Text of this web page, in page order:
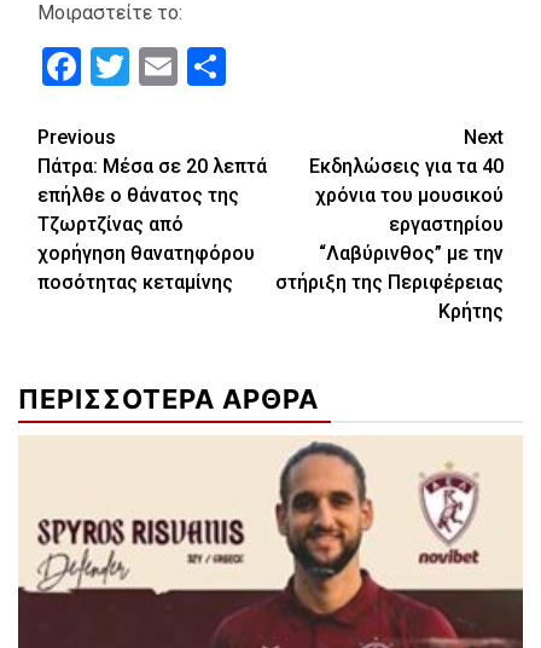
Μοιραστείτε το:
Facebook
Twitter
Email
Continue
Reading
Previous
Πάτρα: Μέσα σε 20 λεπτά
επήλθε ο θάνατος της
Τζωρτζίνας από
χορήγηση θανατηφόρου
ποσότητας κεταμίνης
Next
Εκδηλώσεις για τα 40
χρόνια του μουσικού
εργαστηρίου
“Λαβύρινθος” με την
στήριξη της Περιφέρειας
Κρήτης
ΠΕΡΙΣΣΟΤΕΡΑ ΑΡΘΡΑ